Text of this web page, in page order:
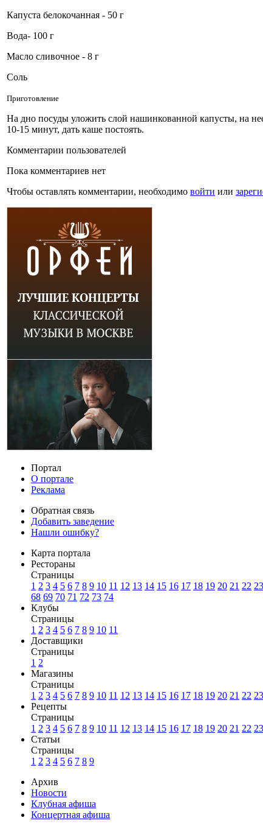
Капуста белокочанная - 50 г
Вода- 100 г
Масло сливочное - 8 г
Соль
Приготовление
На дно посуды уложить слой нашинкованной капусты, на
10-15 минут, дать каше постоять.
Комментарии пользователей
Пока комментариев нет
Чтобы оставлять комментарии, необходимо войти или
Портал
О портале
Реклама
Обратная связь
Добавить заведение
Нашли ошибку?
Карта портала
Рестораны
Страницы
1 2 3 4 5 6 7 8 9 10 11 12 13 14 15 16 17 18 19 20 21 22 23
68 69 70 71 72 73 74
Клубы
Страницы
1 2 3 4 5 6 7 8 9 10 11
Доставщики
Страницы
1 2
Магазины
Страницы
1 2 3 4 5 6 7 8 9 10 11 12 13 14 15 16 17 18 19 20 21 22 23
Рецепты
Страницы
1 2 3 4 5 6 7 8 9 10 11 12 13 14 15 16 17 18 19 20 21 22 23
Статьи
Страницы
1 2 3 4 5 6 7 8 9
Архив
Новости
Клубная афиша
Концертная афиша